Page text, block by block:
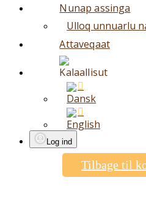
Nunap assinga
Ulloq unnuarlu
Attaveqaat
Log ind
Tilbage til